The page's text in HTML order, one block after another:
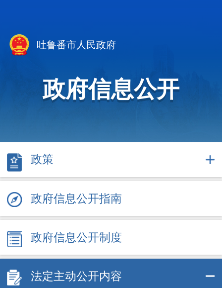
吐鲁番市人民政府
政府信息公开
政策
政府信息公开指南
政府信息公开制度
法定主动公开内容